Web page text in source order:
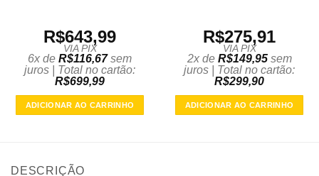
R$643,99
VIA PIX
6x de R$116,67sem
juros | Total no cartão:
R$699,99
ADICIONAR AO CARRINHO
R$275,91
VIA PIX
2x de R$149,95sem
juros | Total no cartão:
R$299,90
ADICIONAR AO CARRINHO
DESCRIÇÃO